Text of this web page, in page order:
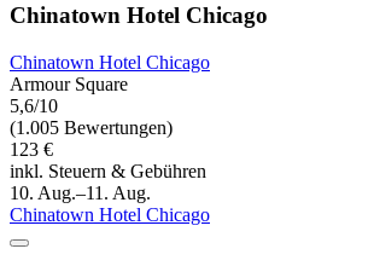
Chinatown Hotel Chicago
Chinatown Hotel Chicago
Armour Square
5,6/10
(1.005 Bewertungen)
123 €
inkl. Steuern & Gebühren
10. Aug.–11. Aug.
Chinatown Hotel Chicago